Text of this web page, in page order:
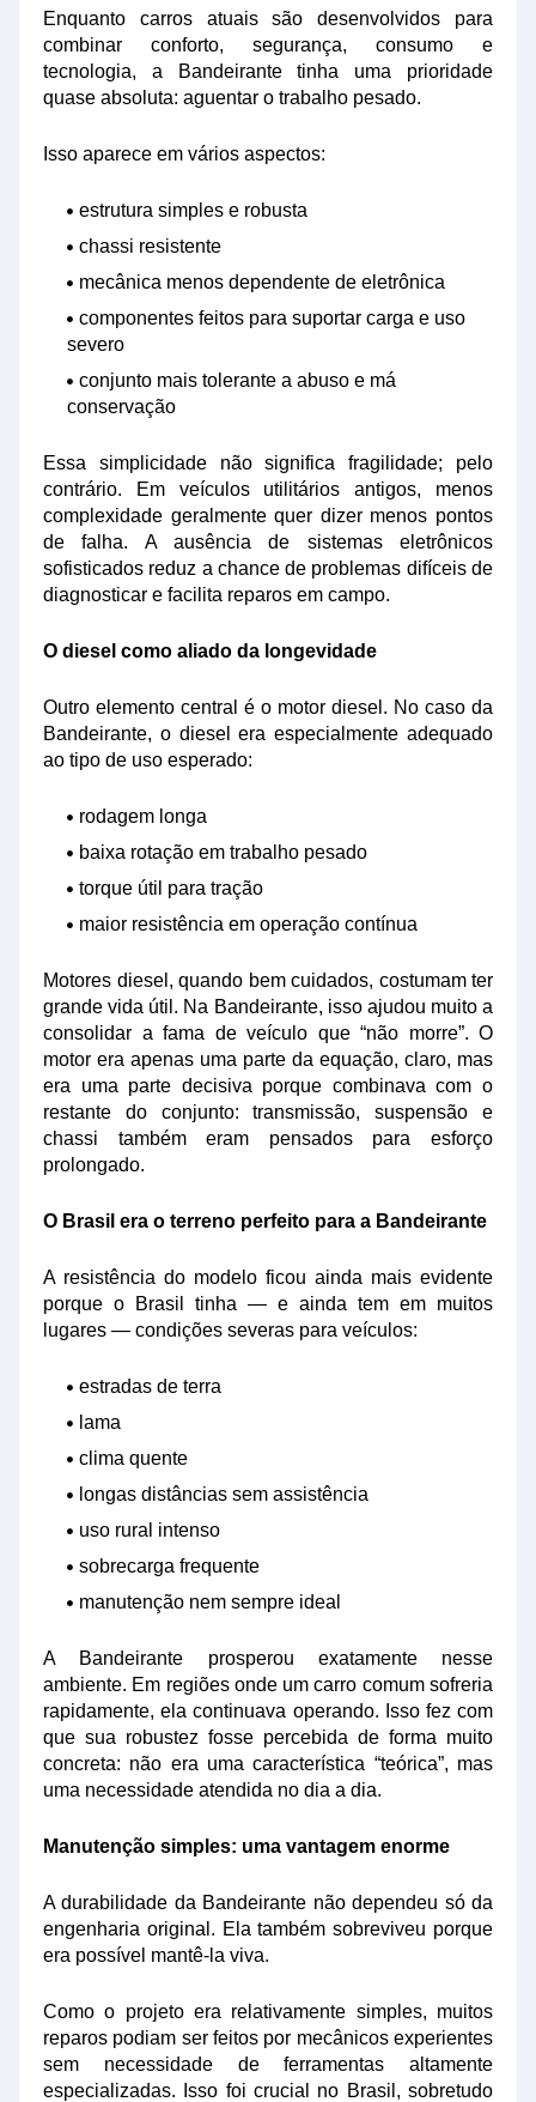
Enquanto carros atuais são desenvolvidos para
combinar conforto, segurança, consumo e
tecnologia, a Bandeirante tinha uma prioridade
quase absoluta: aguentar o trabalho pesado.
Isso aparece em vários aspectos:
estrutura simples e robusta
chassi resistente
mecânica menos dependente de eletrônica
componentes feitos para suportar carga e uso
severo
conjunto mais tolerante a abuso e má
conservação
Essa simplicidade não significa fragilidade; pelo
contrário. Em veículos utilitários antigos, menos
complexidade geralmente quer dizer menos pontos
de falha. A ausência de sistemas eletrônicos
sofisticados reduz a chance de problemas difíceis de
diagnosticar e facilita reparos em campo.
O diesel como aliado da longevidade
Outro elemento central é o motor diesel. No caso da
Bandeirante, o diesel era especialmente adequado
ao tipo de uso esperado:
rodagem longa
baixa rotação em trabalho pesado
torque útil para tração
maior resistência em operação contínua
Motores diesel, quando bem cuidados, costumam ter
grande vida útil. Na Bandeirante, isso ajudou muito a
consolidar a fama de veículo que “não morre”. O
motor era apenas uma parte da equação, claro, mas
era uma parte decisiva porque combinava com o
restante do conjunto: transmissão, suspensão e
chassi também eram pensados para esforço
prolongado.
O Brasil era o terreno perfeito para a Bandeirante
A resistência do modelo ficou ainda mais evidente
porque o Brasil tinha — e ainda tem em muitos
lugares — condições severas para veículos:
estradas de terra
lama
clima quente
longas distâncias sem assistência
uso rural intenso
sobrecarga frequente
manutenção nem sempre ideal
A Bandeirante prosperou exatamente nesse
ambiente. Em regiões onde um carro comum sofreria
rapidamente, ela continuava operando. Isso fez com
que sua robustez fosse percebida de forma muito
concreta: não era uma característica “teórica”, mas
uma necessidade atendida no dia a dia.
Manutenção simples: uma vantagem enorme
A durabilidade da Bandeirante não dependeu só da
engenharia original. Ela também sobreviveu porque
era possível mantê-la viva.
Como o projeto era relativamente simples, muitos
reparos podiam ser feitos por mecânicos experientes
sem necessidade de ferramentas altamente
especializadas. Isso foi crucial no Brasil, sobretudo